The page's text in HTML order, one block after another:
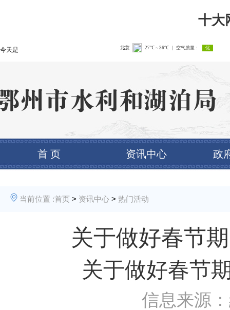
十大
今天是
首 页 资讯中心 政
当前位置 :首页 > 资讯中心 > 热门活动
关于做好春节
关于做好春节
信息来源